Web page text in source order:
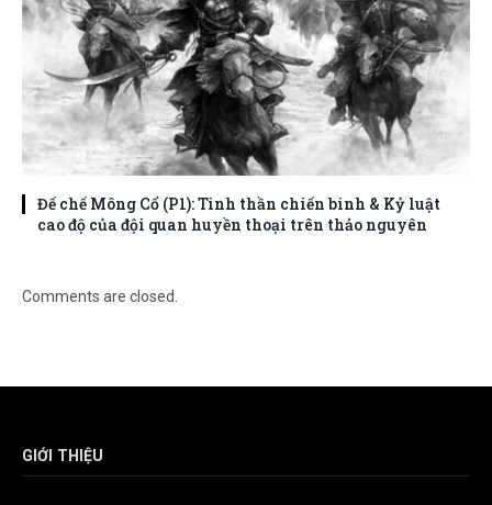
Đế chế Mông Cổ (P1): Tinh thần chiến binh & Kỷ luật
cao độ của đội quan huyền thoại trên thảo nguyên
Comments are closed.
GIỚI THIỆU